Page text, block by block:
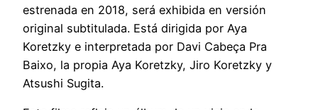
estrenada en 2018, será exhibida en versión
original subtitulada. Está dirigida por Aya
Koretzky e interpretada por Davi Cabeça Pra
Baixo, la propia Aya Koretzky, Jiro Koretzky y
Atsushi Sugita.